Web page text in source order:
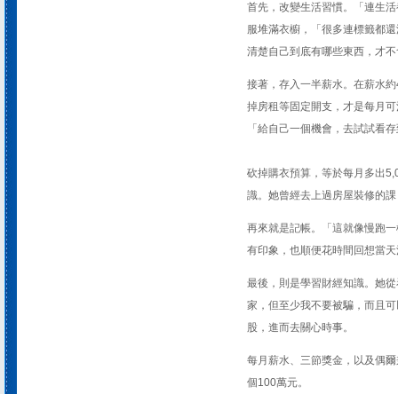
首先，改變生活習慣。「連生
服堆滿衣櫥，「很多連標籤都
清楚自己到底有哪些東西，才
接著，存入一半薪水。在薪水
掉房租等固定開支，才是每月
「給自己一個機會，去試試看
砍掉購衣預算，等於每月多出
識。她曾經去上過房屋裝修的
再來就是記帳。「這就像慢跑
有印象，也順便花時間回想當
最後，則是學習財經知識。她
家，但至少我不要被騙，而且
股，進而去關心時事。
每月薪水、三節獎金，以及偶
個100萬元。